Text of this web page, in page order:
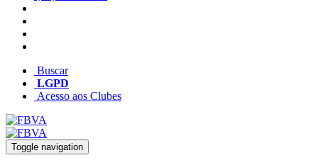
Buscar
LGPD
Acesso aos Clubes
Toggle navigation